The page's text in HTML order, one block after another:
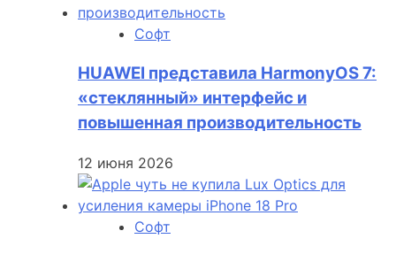
Софт
HUAWEI представила HarmonyOS 7:
«стеклянный» интерфейс и
повышенная производительность
12 июня 2026
Софт